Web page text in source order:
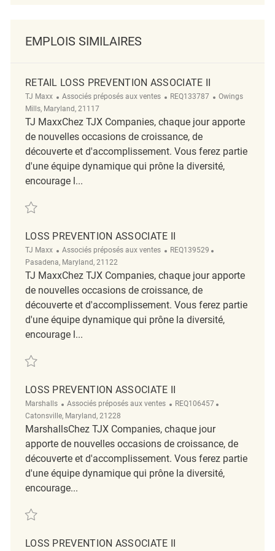
EMPLOIS SIMILAIRES
RETAIL LOSS PREVENTION ASSOCIATE II
TJ Maxx Catégorie
Associés préposés aux ventes ReqId
REQ133787 Emplacement
Owings
Mills, Maryland, 21117
TJ MaxxChez TJX Companies, chaque jour apporte
de nouvelles occasions de croissance, de
découverte et d'accomplissement. Vous ferez partie
d'une équipe dynamique qui prône la diversité,
encourage l...
Sauvegarder Retail Loss Prevention Associate II REQ133787
LOSS PREVENTION ASSOCIATE II
TJ Maxx Catégorie
Associés préposés aux ventes ReqId
REQ139529
Pasadena, Maryland, 21122
TJ MaxxChez TJX Companies, chaque jour apporte
de nouvelles occasions de croissance, de
découverte et d'accomplissement. Vous ferez partie
d'une équipe dynamique qui prône la diversité,
encourage l...
Sauvegarder Loss Prevention Associate II REQ139529
LOSS PREVENTION ASSOCIATE II
Marshalls Catégorie
Associés préposés aux ventes ReqId
REQ106457
Catonsville, Maryland, 21228
MarshallsChez TJX Companies, chaque jour
apporte de nouvelles occasions de croissance, de
découverte et d'accomplissement. Vous ferez partie
d'une équipe dynamique qui prône la diversité,
encourage...
Sauvegarder Loss Prevention Associate II REQ106457
LOSS PREVENTION ASSOCIATE II